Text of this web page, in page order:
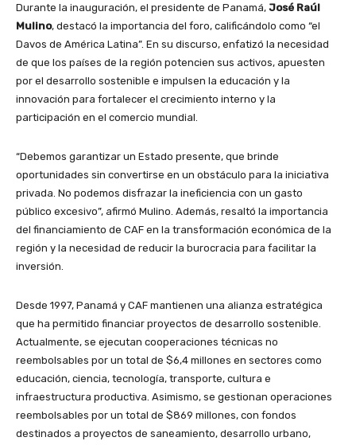
Durante la inauguración, el presidente de Panamá, José Raúl
Mulino, destacó la importancia del foro, calificándolo como “el
Davos de América Latina”. En su discurso, enfatizó la necesidad
de que los países de la región potencien sus activos, apuesten
por el desarrollo sostenible e impulsen la educación y la
innovación para fortalecer el crecimiento interno y la
participación en el comercio mundial.
“Debemos garantizar un Estado presente, que brinde
oportunidades sin convertirse en un obstáculo para la iniciativa
privada. No podemos disfrazar la ineficiencia con un gasto
público excesivo”, afirmó Mulino. Además, resaltó la importancia
del financiamiento de CAF en la transformación económica de la
región y la necesidad de reducir la burocracia para facilitar la
inversión.
Desde 1997, Panamá y CAF mantienen una alianza estratégica
que ha permitido financiar proyectos de desarrollo sostenible.
Actualmente, se ejecutan cooperaciones técnicas no
reembolsables por un total de $6,4 millones en sectores como
educación, ciencia, tecnología, transporte, cultura e
infraestructura productiva. Asimismo, se gestionan operaciones
reembolsables por un total de $869 millones, con fondos
destinados a proyectos de saneamiento, desarrollo urbano,